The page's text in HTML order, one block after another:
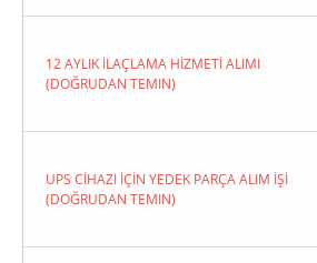
12 AYLIK İLAÇLAMA HİZMETİ ALIMI
(DOĞRUDAN TEMIN)
UPS CİHAZI İÇİN YEDEK PARÇA ALIM İŞİ
(DOĞRUDAN TEMIN)